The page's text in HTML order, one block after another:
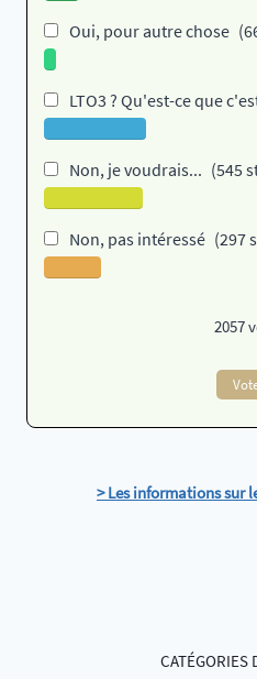
Oui, pour autre chose
LTO3 ? Qu'est-ce que
Non, je voudrais... (545
Non, pas intéressé (297
2057
> Les informations sur
CATÉGORIES